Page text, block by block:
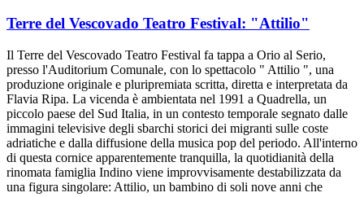
Terre del Vescovado Teatro Festival: "Attilio"
Il Terre del Vescovado Teatro Festival fa tappa a Orio al Serio,
presso l'Auditorium Comunale, con lo spettacolo " Attilio ", una
produzione originale e pluripremiata scritta, diretta e interpretata da
Flavia Ripa. La vicenda è ambientata nel 1991 a Quadrella, un
piccolo paese del Sud Italia, in un contesto temporale segnato dalle
immagini televisive degli sbarchi storici dei migranti sulle coste
adriatiche e dalla diffusione della musica pop del periodo. All'interno
di questa cornice apparentemente tranquilla, la quotidianità della
rinomata famiglia Indino viene improvvisamente destabilizzata da
una figura singolare: Attilio, un bambino di soli nove anni che